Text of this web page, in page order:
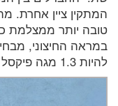
המתקין ציין אחרת.
טובה יותר ממצלמת
במראה החיצוני,
להיות 1.3 מגה פיקסל ועם אותה עדשת צילום".